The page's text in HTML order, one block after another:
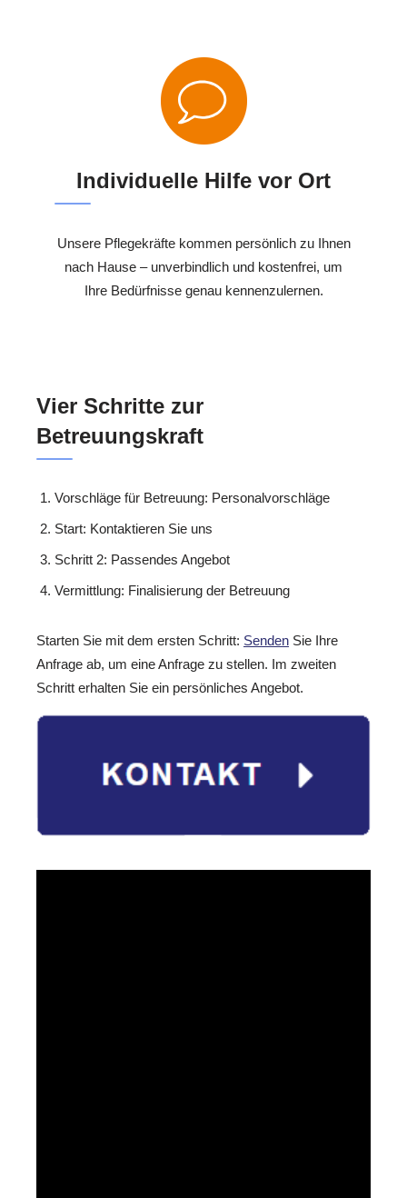
Individuelle Hilfe vor Ort
Unsere Pflegekräfte kommen persönlich zu Ihnen
nach Hause – unverbindlich und kostenfrei, um
Ihre Bedürfnisse genau kennenzulernen.
Vier Schritte zur
Betreuungskraft
Vorschläge für Betreuung: Personalvorschläge
Start: Kontaktieren Sie uns
Schritt 2: Passendes Angebot
Vermittlung: Finalisierung der Betreuung
Starten Sie mit dem ersten Schritt: Senden Sie Ihre
Anfrage ab, um eine Anfrage zu stellen. Im zweiten
Schritt erhalten Sie ein persönliches Angebot.